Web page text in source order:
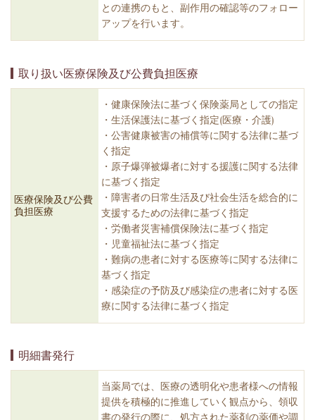
との連携のもと、副作用の確認等のフォロー
アップを行います。
取り扱い医療保険及び公費負担医療
医療保険及び公費
負担医療
・健康保険法に基づく保険薬局としての指定
・生活保護法に基づく指定(医療・介護)
・公害健康被害の補償等に関する法律に基づ
く指定
・原子爆弾被爆者に対する援護に関する法律
に基づく指定
・障害者の日常生活及び社会生活を総合的に
支援するための法律に基づく指定
・労働者災害補償保険法に基づく指定
・児童福祉法に基づく指定
・難病の患者に対する医療等に関する法律に
基づく指定
・感染症の予防及び感染症の患者に対する医
療に関する法律に基づく指定
明細書発行
当薬局では、医療の透明化や患者様への情報
提供を積極的に推進していく観点から、領収
書の発行の際に、処方された薬剤の薬価や調